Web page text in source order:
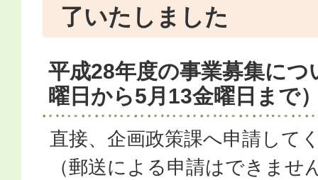
了いたしました
平成28年度の事業募集につ
曜日から5月13金曜日まで
直接、企画政策課へ申請して
（郵送による申請はできませ